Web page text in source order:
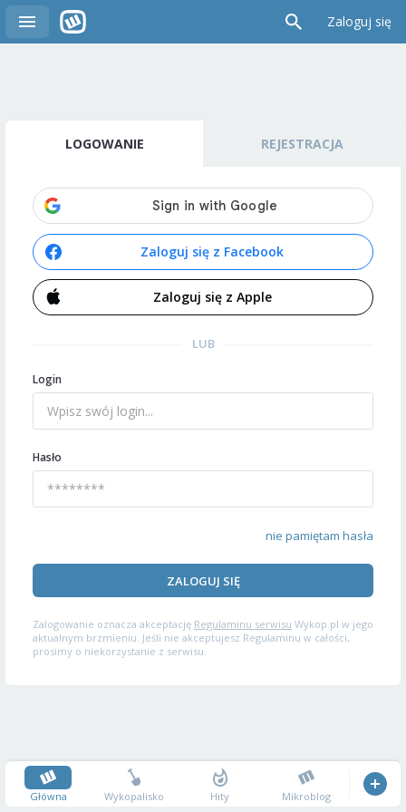
Zaloguj się
LOGOWANIE REJESTRACJA
Zaloguj się z Facebook
Zaloguj się z Apple
LUB
Login
Hasło
nie pamiętam hasła
ZALOGUJ SIĘ
Zalogowanie oznacza akceptację Regulaminu serwisu Wykop.pl w jego
aktualnym brzmieniu. Jeśli nie akceptujesz Regulaminu w całości,
prosimy o niekorzystanie z serwisu.
Główna Wykopalisko Hity Mikroblog